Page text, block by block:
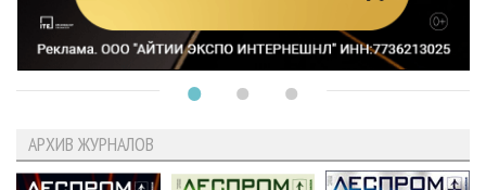
АРХИВ ЖУРНАЛОВ